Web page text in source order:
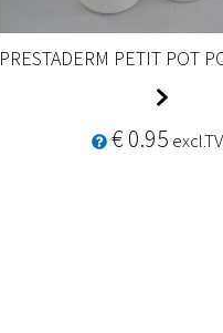
PRESTADERM PETIT POT
€ 0.95